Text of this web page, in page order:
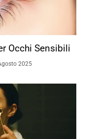
Occhi Sensibili
2025